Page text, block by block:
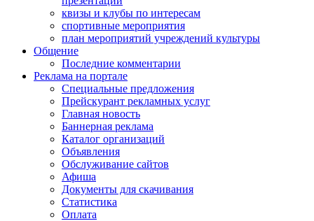
квизы и клубы по интересам
спортивные мероприятия
план мероприятий учреждений культуры
Общение
Последние комментарии
Реклама на портале
Специальные предложения
Прейскурант рекламных услуг
Главная новость
Баннерная реклама
Каталог организаций
Объявления
Обслуживание сайтов
Афиша
Документы для скачивания
Статистика
Оплата